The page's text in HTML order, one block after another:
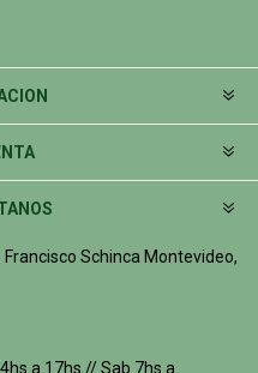
Schinca Montevideo,
a 17hs // Sab 7hs a